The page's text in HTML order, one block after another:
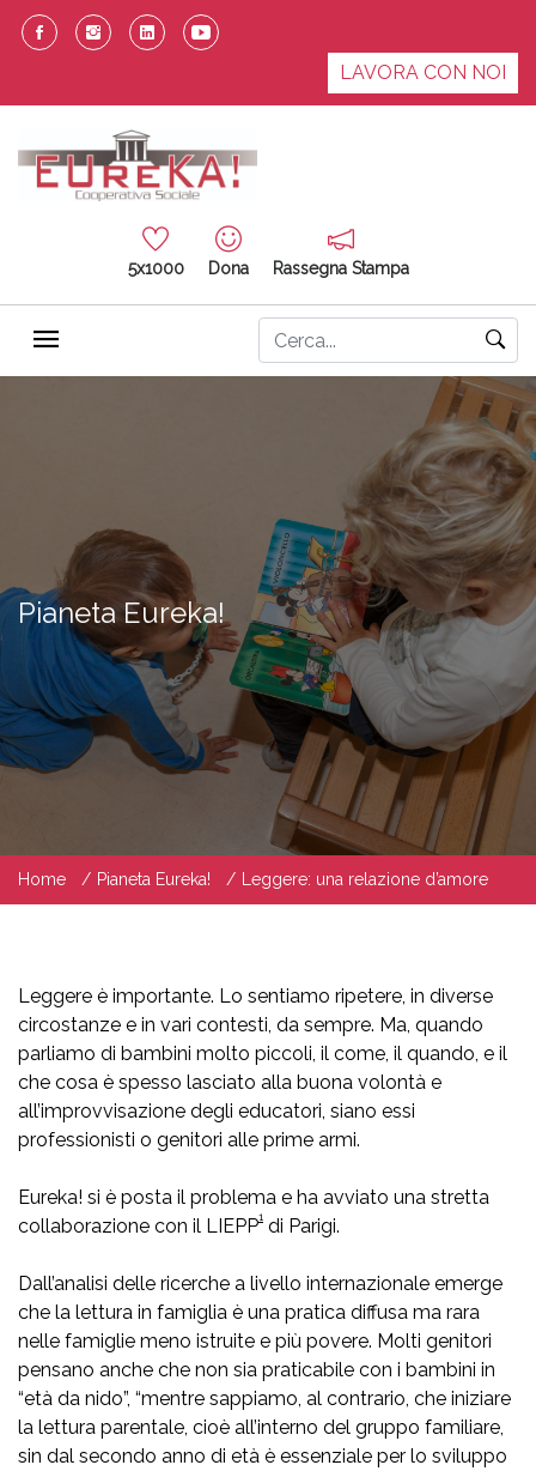
LAVORA CON NOI
5x1000 Dona Rassegna Stampa
Pianeta Eureka!
Home Pianeta Eureka! Leggere: una relazione d’amore
Leggere è importante. Lo sentiamo ripetere, in diverse
circostanze e in vari contesti, da sempre. Ma, quando
parliamo di bambini molto piccoli, il come, il quando, e il
che cosa è spesso lasciato alla buona volontà e
all’improvvisazione degli educatori, siano essi
professionisti o genitori alle prime armi.
Eureka! si è posta il problema e ha avviato una stretta
collaborazione con il LIEPP1 di Parigi.
Dall’analisi delle ricerche a livello internazionale emerge
che la lettura in famiglia è una pratica diffusa ma rara
nelle famiglie meno istruite e più povere. Molti genitori
pensano anche che non sia praticabile con i bambini in
“età da nido”, “mentre sappiamo, al contrario, che iniziare
la lettura parentale, cioè all’interno del gruppo familiare,
sin dal secondo anno di età è essenziale per lo sviluppo